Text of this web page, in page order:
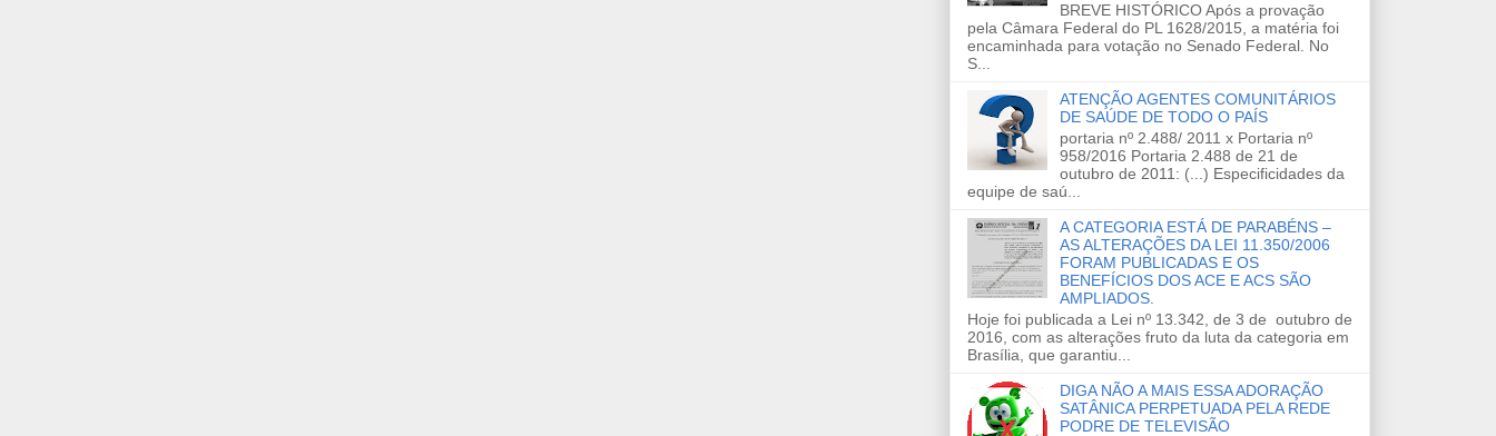
BREVE HISTÓRICO Após a provação
pela Câmara Federal do PL 1628/2015, a matéria foi
encaminhada para votação no Senado Federal. No
S...
ATENÇÃO AGENTES COMUNITÁRIOS
DE SAÚDE DE TODO O PAÍS
portaria nº 2.488/ 2011 x Portaria nº
958/2016 Portaria 2.488 de 21 de
outubro de 2011: (...) Especificidades da
equipe de saú...
A CATEGORIA ESTÁ DE PARABÉNS –
AS ALTERAÇÕES DA LEI 11.350/2006
FORAM PUBLICADAS E OS
BENEFÍCIOS DOS ACE E ACS SÃO
AMPLIADOS.
Hoje foi publicada a Lei nº 13.342, de 3 de outubro de
2016, com as alterações fruto da luta da categoria em
Brasília, que garantiu...
DIGA NÃO A MAIS ESSA ADORAÇÃO
SATÂNICA PERPETUADA PELA REDE
PODRE DE TELEVISÃO